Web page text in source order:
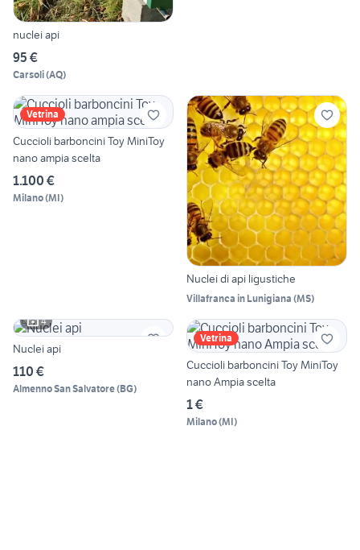
nuclei api
95 €
Carsoli(AQ)
Vetrina
Cuccioli barboncini Toy MiniToy
nano ampia scelta
1.100 €
Milano(MI)
Nuclei di api ligustiche
Villafranca in Lunigiana (MS)
4
Nuclei api
110 €
Almenno San Salvatore(BG)
Vetrina
Cuccioli barboncini Toy MiniToy
nano Ampia scelta
1 €
Milano(MI)